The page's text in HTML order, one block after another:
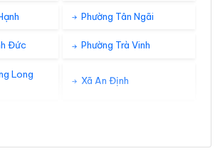
Phường Tân Ngãi
Đức Phường Trà Vinh
Long
Xã An Định
Xã An Qui